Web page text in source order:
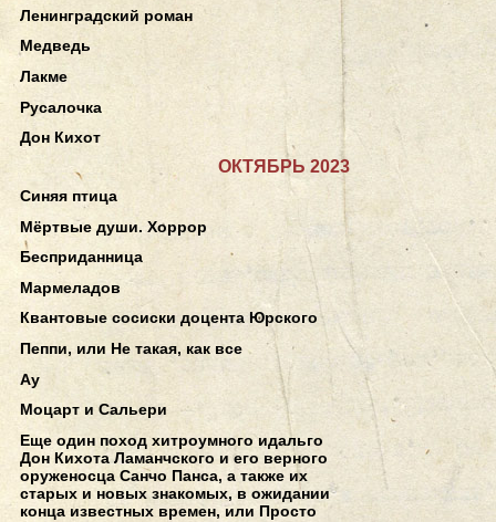
Ленинградский роман
Медведь
Лакме
Русалочка
Дон Кихот
ОКТЯБРЬ 2023
Синяя птица
Мёртвые души. Хоррор
Бесприданница
Мармеладов
Квантовые сосиски доцента Юрского
Пеппи, или Не такая, как все
Ау
Моцарт и Сальери
Еще один поход хитроумного идальго
Дон Кихота Ламанчского и его верного
оруженосца Санчо Панса, а также их
старых и новых знакомых, в ожидании
конца известных времен, или Просто